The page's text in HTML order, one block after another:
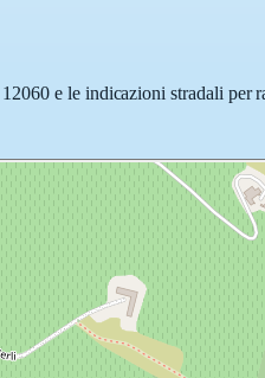
e le indicazioni stradali per